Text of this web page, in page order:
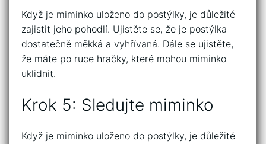
Když je miminko uloženo do postýlky, je důležité
zajistit jeho pohodlí. Ujistěte se, že je postýlka
dostatečně měkká a vyhřívaná. Dále se ujistěte,
že máte po ruce hračky, které mohou miminko
uklidnit.
Krok 5: Sledujte miminko
Když je miminko uloženo do postýlky, je důležité